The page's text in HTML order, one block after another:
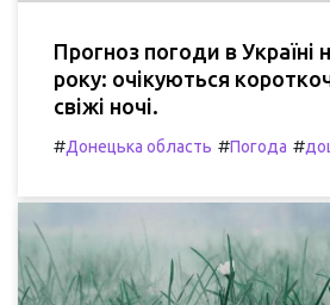
Прогноз погоди в Україні
року: очікуються
свіжі ночі.
#Донецька область #Погода #